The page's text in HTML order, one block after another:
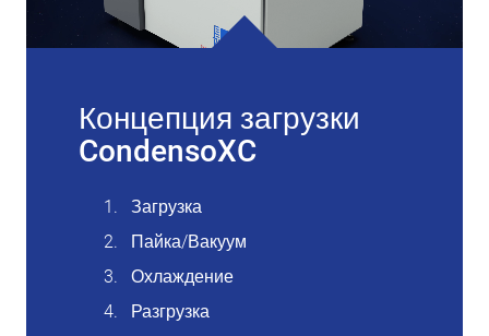
Концепция загрузки
CondensoXC
Загрузка
Пайка/Вакуум
Охлаждение
Разгрузка